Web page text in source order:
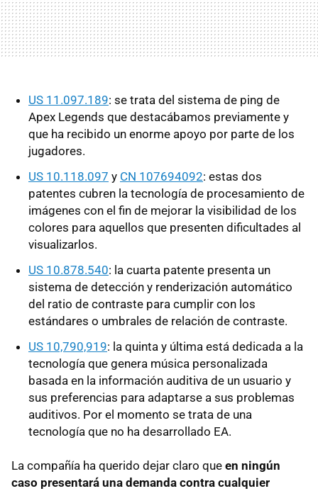
US 11.097.189: se trata del sistema de ping de
Apex Legends que destacábamos previamente y
que ha recibido un enorme apoyo por parte de los
jugadores.
US 10.118.097 y CN 107694092: estas dos
patentes cubren la tecnología de procesamiento de
imágenes con el fin de mejorar la visibilidad de los
colores para aquellos que presenten dificultades al
visualizarlos.
US 10.878.540: la cuarta patente presenta un
sistema de detección y renderización automático
del ratio de contraste para cumplir con los
estándares o umbrales de relación de contraste.
US 10,790,919: la quinta y última está dedicada a la
tecnología que genera música personalizada
basada en la información auditiva de un usuario y
sus preferencias para adaptarse a sus problemas
auditivos. Por el momento se trata de una
tecnología que no ha desarrollado EA.
La compañía ha querido dejar claro que en ningún
caso presentará una demanda contra cualquier